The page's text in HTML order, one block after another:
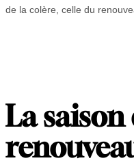
de la colère, celle du
La saison